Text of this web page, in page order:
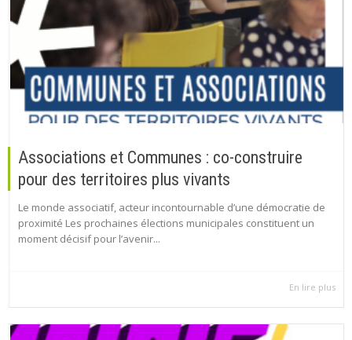
Associations et Communes : co-construire
pour des territoires plus vivants
Le monde associatif, acteur incontournable d’une démocratie de
proximité Les prochaines élections municipales constituent un
moment décisif pour l’avenir...
En lire plus